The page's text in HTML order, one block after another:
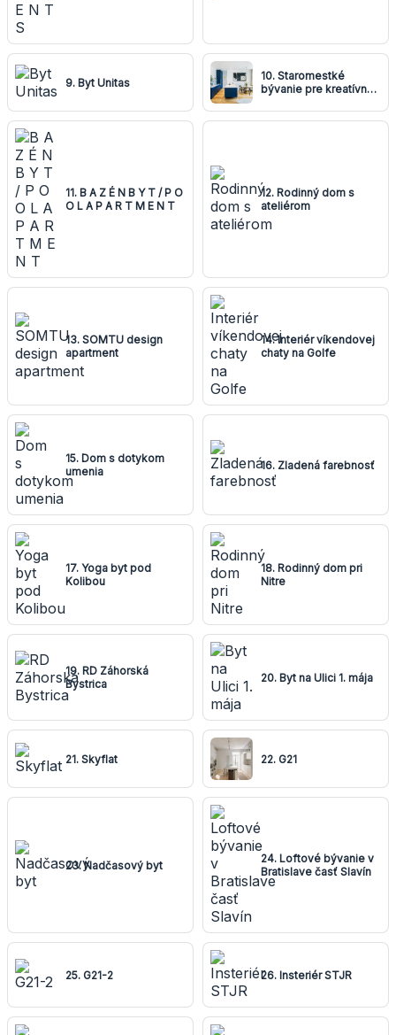
9. Byt Unitas
10. Staromestké
bývanie pre kreatívny
11. B A Z É N B Y T / P O
O L A P A R T M E N T
12. Rodinný dom s
ateliérom
13. SOMTU design
apartment
14. Interiér víkendovej
chaty na Golfe
15. Dom s dotykom
umenia
16. Zladená farebnosť
17. Yoga byt pod
Kolibou
18. Rodinný dom pri
Nitre
19. RD Záhorská
Bystrica
20. Byt na Ulici 1. mája
21. Skyflat 22. G21
23. Nadčasový byt
24. Loftové bývanie v
Bratislave časť Slavín
25. G21-2 26. Insteriér STJR